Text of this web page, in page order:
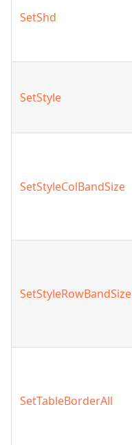
SetShd
SetStyle
SetStyleColBandSize
SetStyleRowBandSize
SetTableBorderAll